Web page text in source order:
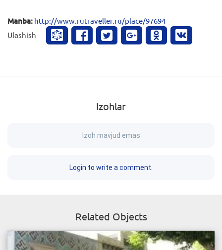
Manba: http://www.rutraveller.ru/place/97694
Ulashish
Izohlar
Izoh mavjud emas
Login to write a comment.
Related Objects